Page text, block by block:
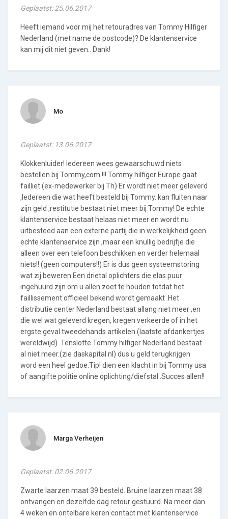
Geplaatst: 25.06.2017
Heeft iemand voor mij het retouradres van Tommy Hilfiger
Nederland (met name de postcode)? De klantenservice
kan mij dit niet geven.. Dank!
Mo
Geplaatst: 13.06.2017
Klokkenluider! Iedereen wees gewaarschuwd niets
bestellen bij Tommy,com !!! Tommy hilfiger Europe gaat
failliet (ex-medewerker bij Th) Er wordt niet meer geleverd
,Iedereen die wat heeft besteld bij Tommy. kan fluiten naar
zijn geld ,restitutie bestaat niet meer bij Tommy! De echte
klantenservice bestaat helaas niet meer en wordt nu
uitbesteed aan een externe partij die in werkelijkheid geen
echte klantenservice zijn ,maar een knullig bedrijfje die
alleen over een telefoon beschikken en verder helemaal
niets!! (geen computers!!) Er is dus geen systeemstoring
wat zij beweren Een drietal oplichters die elas puur
ingehuurd zijn om u allen zoet te houden totdat het
faillissement officieel bekend wordt gemaakt .Het
distributie center Nederland bestaat allang niet meer ,en
die wel wat geleverd kregen, kregen verkeerde of in het
ergste geval tweedehands artikelen (laatste afdankertjes
wereldwijd) .Tenslotte Tommy hilfiger Nederland bestaat
al niet meer.(zie daskapital.nl) dus u geld terugkrijgen
word een heel gedoe.Tip! dien een klacht in bij Tommy usa
of aangifte politie online oplichting/diefstal .Succes allen!!
Marga Verheijen
Geplaatst: 02.06.2017
Zwarte laarzen maat 39 besteld. Bruine laarzen maat 38
ontvangen en dezelfde dag retour gestuurd. Na meer dan
4 weken en ontelbare keren contact met klantenservice